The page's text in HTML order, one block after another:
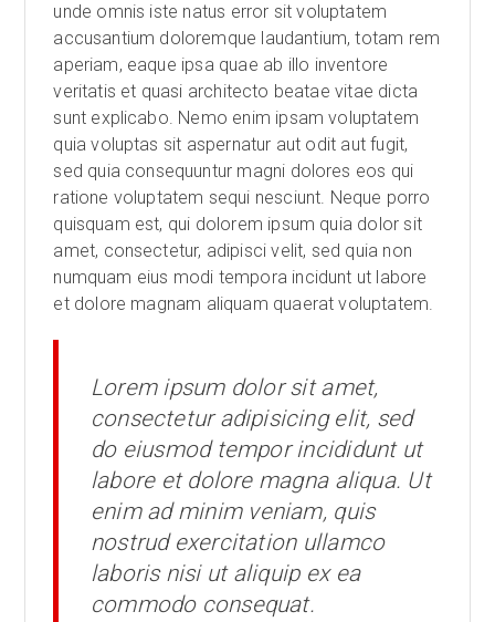
unde omnis iste natus error sit voluptatem
accusantium doloremque laudantium, totam rem
aperiam, eaque ipsa quae ab illo inventore
veritatis et quasi architecto beatae vitae dicta
sunt explicabo. Nemo enim ipsam voluptatem
quia voluptas sit aspernatur aut odit aut fugit,
sed quia consequuntur magni dolores eos qui
ratione voluptatem sequi nesciunt. Neque porro
quisquam est, qui dolorem ipsum quia dolor sit
amet, consectetur, adipisci velit, sed quia non
numquam eius modi tempora incidunt ut labore
et dolore magnam aliquam quaerat voluptatem.
Lorem ipsum dolor sit amet,
consectetur adipisicing elit, sed
do eiusmod tempor incididunt ut
labore et dolore magna aliqua. Ut
enim ad minim veniam, quis
nostrud exercitation ullamco
laboris nisi ut aliquip ex ea
commodo consequat.